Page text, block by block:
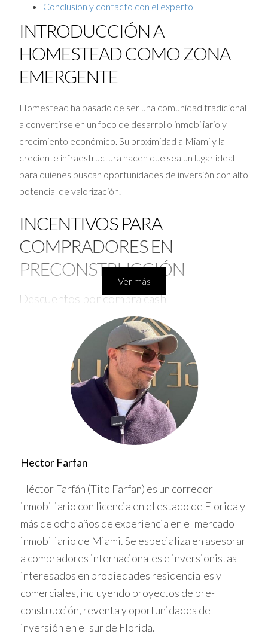
Conclusión y contacto con el experto
INTRODUCCIÓN A
HOMESTEAD COMO ZONA
EMERGENTE
Homestead ha pasado de ser una comunidad tradicional
a convertirse en un foco de desarrollo inmobiliario y
crecimiento económico. Su proximidad a Miami y la
creciente infraestructura hacen que sea un lugar ideal
para quienes buscan oportunidades de inversión con alto
potencial de valorización.
INCENTIVOS PARA
COMPRADORES EN
PRECONSTRUCCIÓN
Descuentos por compra cash
Los desarrolladores ofrecen atractivos descuentos a
quienes compran propiedades pagando al contado,
facilitando así la entrada al mercado y reduciendo el
Tasas de interés reducidas
Otra ventaja es la posibilidad de acceder a
financiamiento con tasas preferenciales, lo que
Los gastos notariales y administrativos asociados a la
desarrolladores, con aportes que van desde el 4% al 6%
del valor de la propiedad.
Aprovechar estos incentivos puede significar un
ahorro significativo y mejorar la rentabilidad de tu
inversión.
Ver más
Hector Farfan
Héctor Farfán (Tito Farfan) es un corredor
inmobiliario con licencia en el estado de Florida y
más de ocho años de experiencia en el mercado
inmobiliario de Miami. Se especializa en asesorar
a compradores internacionales e inversionistas
interesados en propiedades residenciales y
comerciales, incluyendo proyectos de pre-
construcción, reventa y oportunidades de
inversión en el sur de Florida.